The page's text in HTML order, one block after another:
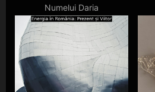
Numelui Daria